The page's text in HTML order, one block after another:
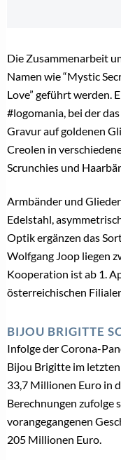
Die Zusammenarbeit
Namen wie “Mystic
Love” geführt werden.
#logomania, bei der
Gravur auf goldenen
Creolen in
Scrunchies und
Armbänder und
Edelstahl,
Optik ergänzen das
Wolfgang Joop liegen
Kooperation ist ab 1.
österreichischen
BIJOU BRIGITTE
Infolge der Corona-
Bijou Brigitte im
33,7 Millionen Euro in
Berechnungen zufolge
vorangegangenen
205 Millionen Euro.